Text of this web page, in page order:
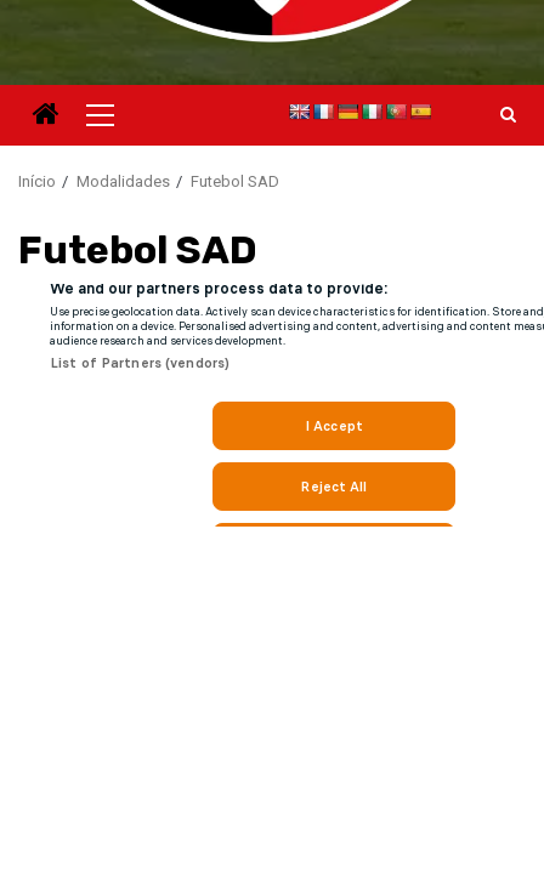
Menu
principal
Início Modalidades Futebol SAD
Futebol SAD